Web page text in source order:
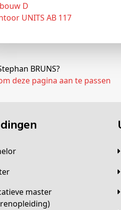
D
UNITS AB 117
BRUNS?
deze pagina aan te passen